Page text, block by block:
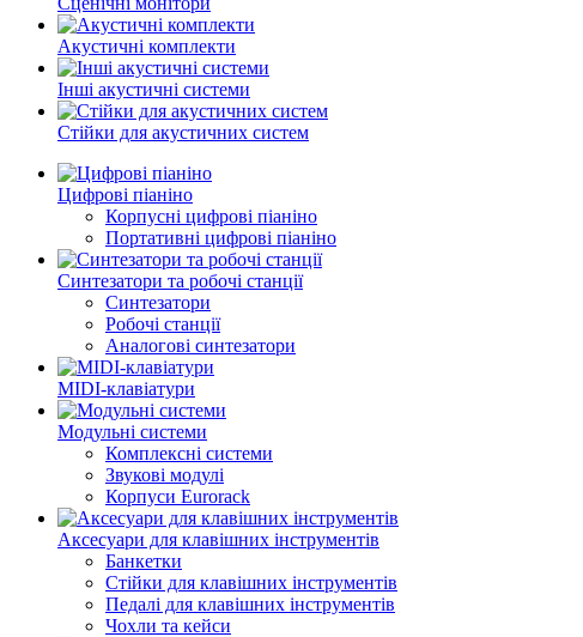
Акустичні комплекти
Інші акустичні системи
Стійки для акустичних систем
Цифрові піаніно
Корпусні цифрові піаніно
Портативні цифрові піаніно
Синтезатори та робочі станції
Синтезатори
Робочі станції
Аналогові синтезатори
MIDI-клавіатури
Модульні системи
Комплексні системи
Звукові модулі
Корпуси Eurorack
Аксесуари для клавішних інструментів
Банкетки
Стійки для клавішних інструментів
Педалі для клавішних інструментів
Чохли та кейси